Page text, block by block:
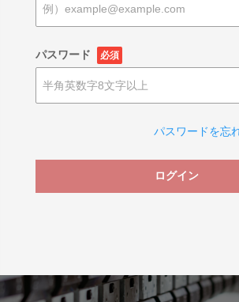
パスワード 必須
パスワードを忘
ログイン